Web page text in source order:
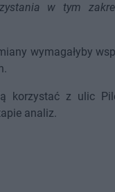
w tym
wymagałyby
korzystać z ulic
analiz.